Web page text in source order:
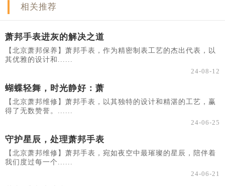
相关推荐
萧邦手表进灰的解决之道
【北京萧邦保养】萧邦手表，作为精密制表工艺的杰出代表，以
其优雅的设计和......
24-08-12
蝴蝶轻舞，时光静好：萧
【北京萧邦维修】萧邦手表，以其独特的设计和精湛的工艺，赢
得了无数赞誉。......
24-06-25
守护星辰，处理萧邦手表
【北京萧邦维修】萧邦手表，宛如夜空中最璀璨的星辰，陪伴着
我们度过每一个......
24-06-21